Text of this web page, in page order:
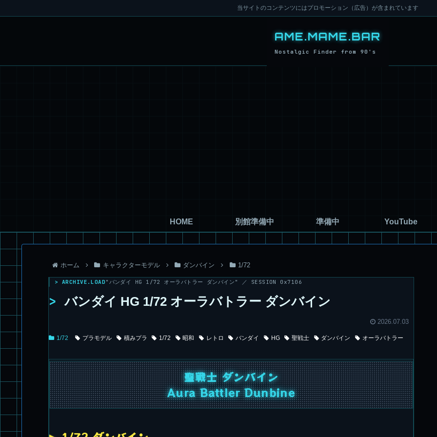
当サイトのコンテンツにはプロモーション（広告）が含まれています
HOME 別館準備中 準備中 YouTube
ホーム キャラクターモデル ダンバイン 1/72
> ARCHIVE.LOAD "バンダイ HG 1/72 オーラバトラー ダンバイン" ／ SESSION 0x7106
>バンダイ HG 1/72 オーラバトラー ダンバイン
2026.07.03
1/72 プラモデル 積みプラ 1/72 昭和 レトロ バンダイ HG 聖戦士 ダンバイン オーラバトラー
聖戦士 ダンバイン
Aura Battler Dunbine